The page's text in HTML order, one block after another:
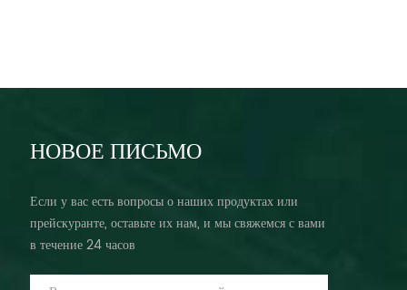
НОВОЕ ПИСЬМО
Если у вас есть вопросы о наших продуктах или
прейскуранте, оставьте их нам, и мы свяжемся с вами
в течение 24 часов